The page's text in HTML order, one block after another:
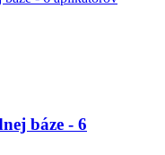
báze -​ 6